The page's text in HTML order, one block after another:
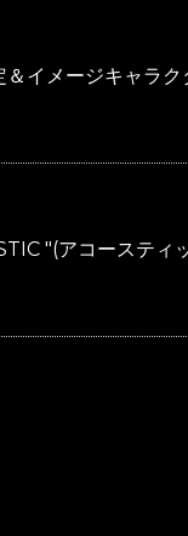
イメージキャラク
"(アコースティ